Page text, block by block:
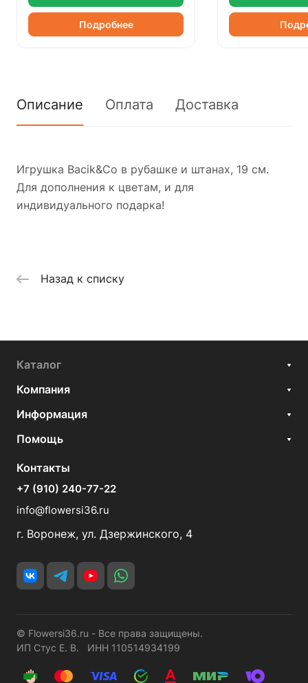
Подробнее
Описание Оплата Доставка
Игрушка Bacik&Co в рубашке и штанах, 19 см.
Для дополнения к цветам, и для
индивидуального подарка!
Назад к списку
Каталог
Компания
Информация
Помощь
Контакты
+7 (910) 240-77-22
info@flowersi36.ru
г. Воронеж, ул. Дзержинского, 4
© Flowersi36.ru - Все права защищены.
ИП Стус Е. В. ИНН 110514934199